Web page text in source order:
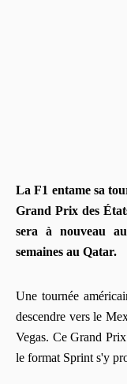
La F1 entame sa
Grand Prix des
sera à nouveau
semaines au Qatar.
Une tournée
descendre vers le
Vegas. Ce Grand
le format Sprint s'y